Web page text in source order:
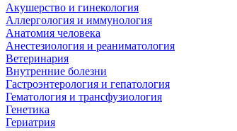
Акушерство и гинекология
Аллергология и иммунология
Анатомия человека
Анестезиология и реаниматология
Ветеринария
Внутренние болезни
Гастроэнтерология и гепатология
Гематология и трансфузиология
Генетика
Гериатрия